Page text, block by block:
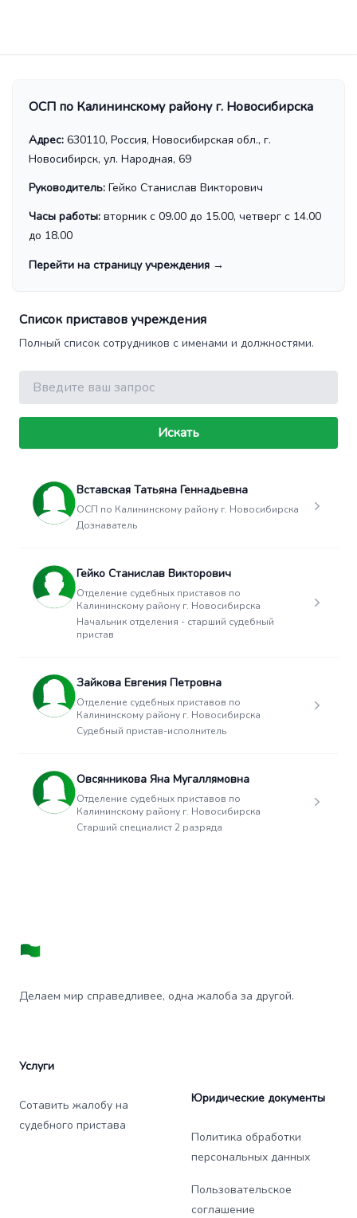
ОСП по Калининскому району г. Новосибирска
Адрес: 630110, Россия, Новосибирская обл., г.
Новосибирск, ул. Народная, 69
Руководитель: Гейко Станислав Викторович
Часы работы: вторник с 09.00 до 15.00, четверг с 14.00
до 18.00
Перейти на страницу учреждения →
Список приставов учреждения
Полный список сотрудников с именами и должностями.
Поиск
Искать
Вставская Татьяна Геннадьевна
ОСП по Калининскому району г. Новосибирска
Дознаватель
Гейко Станислав Викторович
Отделение судебных приставов по
Калининскому району г. Новосибирска
Начальник отделения - старший судебный
пристав
Зайкова Евгения Петровна
Отделение судебных приставов по
Калининскому району г. Новосибирска
Судебный пристав-исполнитель
Овсянникова Яна Мугаллямовна
Отделение судебных приставов по
Калининскому району г. Новосибирска
Старший специалист 2 разряда
Делаем мир справедливее, одна жалоба за другой.
Услуги
Сотавить жалобу на
судебного пристава
Юридические документы
Политика обработки
персональных данных
Пользовательское
соглашение